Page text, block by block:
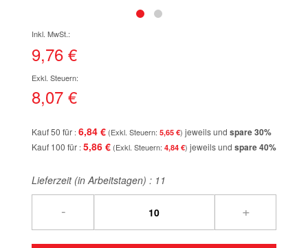
der
Bildgalerie
9,76 €
8,07 €
Kauf 50 für 6,84 € 5,65 € jeweils und spare30%
Kauf 100 für 5,86 € 4,84 € jeweils und spare40%
Lieferzeit (in Arbeitstagen) : 11
- +